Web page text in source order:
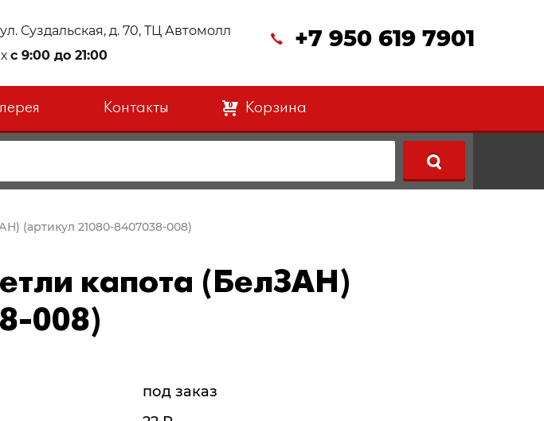
Суздальская, д. 70, ТЦ Автомолл
с 9:00 до 21:00
+7 950 619 7901
Контакты 0 Корзина
(артикул 21080-8407038-008)
капота (БелЗАН)
008)
под заказ